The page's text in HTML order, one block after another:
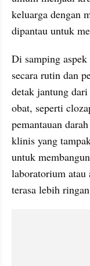
keluarga dengan
dipantau untuk
Di samping
secara rutin dan
detak jantung
obat, seperti
pemantauan
klinis yang
untuk
laboratorium atau
terasa lebih